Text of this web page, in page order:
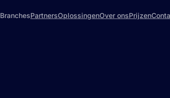
BranchesPartnersOplossingenOver onsPrijzen